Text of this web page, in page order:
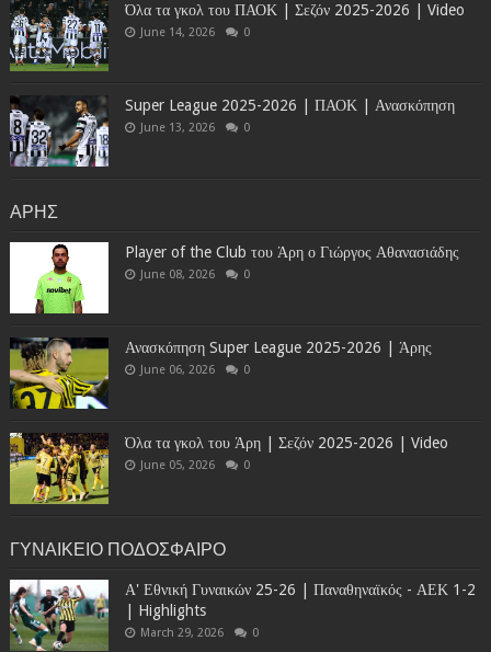
Όλα τα γκολ του ΠΑΟΚ | Σεζόν 2025-2026 | Video
June 14, 2026 0
Super League 2025-2026 | ΠΑΟΚ | Ανασκόπηση
June 13, 2026 0
ΑΡΗΣ
Player of the Club του Άρη ο Γιώργος Αθανασιάδης
June 08, 2026 0
Ανασκόπηση Super League 2025-2026 | Άρης
June 06, 2026 0
Όλα τα γκολ του Άρη | Σεζόν 2025-2026 | Video
June 05, 2026 0
ΓΥΝΑΙΚΕΙΟ ΠΟΔΟΣΦΑΙΡΟ
Α' Εθνική Γυναικών 25-26 | Παναθηναϊκός - ΑΕΚ 1-2
| Highlights
March 29, 2026 0